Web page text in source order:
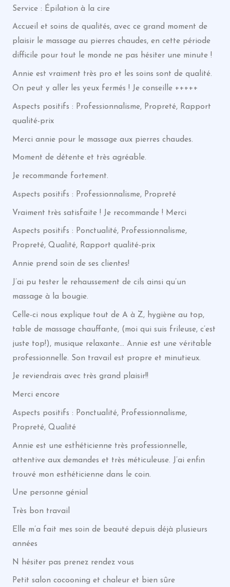
Service : Épilation à la cire
Accueil et soins de qualités, avec ce grand moment de
plaisir le massage au pierres chaudes, en cette période
difficile pour tout le monde ne pas hésiter une minute !
Annie est vraiment très pro et les soins sont de qualité.
On peut y aller les yeux fermés ! Je conseille +++++
Aspects positifs : Professionnalisme, Propreté, Rapport
qualité-prix
Merci annie pour le massage aux pierres chaudes.
Moment de détente et très agréable.
Je recommande fortement.
Aspects positifs : Professionnalisme, Propreté
Vraiment très satisfaite ! Je recommande ! Merci
Aspects positifs : Ponctualité, Professionnalisme,
Propreté, Qualité, Rapport qualité-prix
Annie prend soin de ses clientes!
J’ai pu tester le rehaussement de cils ainsi qu’un
massage à la bougie.
Celle-ci nous explique tout de A à Z, hygiène au top,
table de massage chauffante, (moi qui suis frileuse, c’est
juste top!), musique relaxante… Annie est une véritable
professionnelle. Son travail est propre et minutieux.
Je reviendrais avec très grand plaisir!!
Merci encore
Aspects positifs : Ponctualité, Professionnalisme,
Propreté, Qualité
Annie est une esthéticienne très professionnelle,
attentive aux demandes et très méticuleuse. J’ai enfin
trouvé mon esthéticienne dans le coin.
Une personne génial
Très bon travail
Elle m’a fait mes soin de beauté depuis déjà plusieurs
années
N hésiter pas prenez rendez vous
Petit salon cocooning et chaleur et bien sûre